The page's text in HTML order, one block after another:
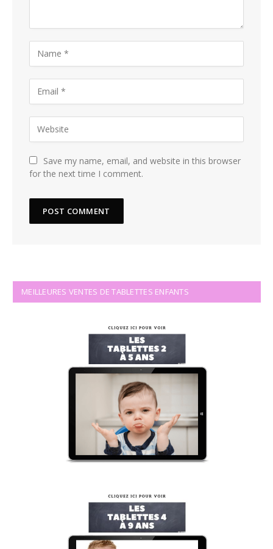
Save my name, email, and website in this browser
for the next time I comment.
MEILLEURES VENTES DE TABLETTES ENFANTS